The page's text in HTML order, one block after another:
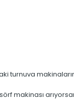
turnuva
makinası